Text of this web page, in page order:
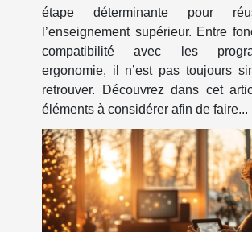
étape déterminante pour
l’enseignement supérieur. Entre
compatibilité avec les
ergonomie, il n’est pas toujours
retrouver. Découvrez dans cet
éléments à considérer afin de faire...